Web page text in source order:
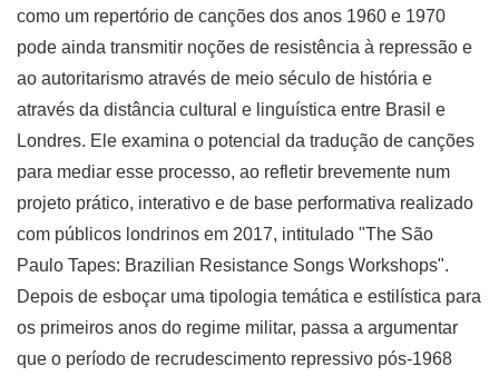
como um repertório de canções dos anos 1960 e 1970
pode ainda transmitir noções de resistência à repressão e
ao autoritarismo através de meio século de história e
através da distância cultural e linguística entre Brasil e
Londres. Ele examina o potencial da tradução de canções
para mediar esse processo, ao refletir brevemente num
projeto prático, interativo e de base performativa realizado
com públicos londrinos em 2017, intitulado "The São
Paulo Tapes: Brazilian Resistance Songs Workshops".
Depois de esboçar uma tipologia temática e estilística para
os primeiros anos do regime militar, passa a argumentar
que o período de recrudescimento repressivo pós-1968